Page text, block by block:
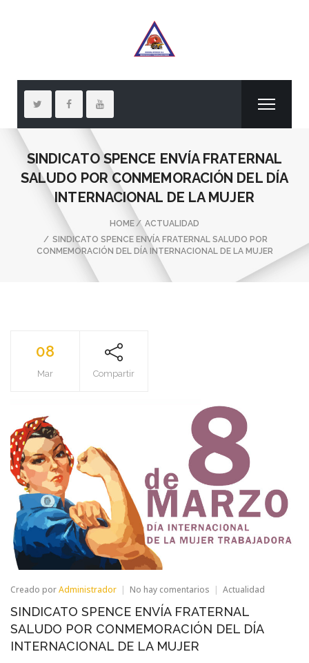
SINDICATO SPENCE ENVÍA FRATERNAL
SALUDO POR CONMEMORACIÓN DEL DÍA
INTERNACIONAL DE LA MUJER
HOME
ACTUALIDAD
SINDICATO SPENCE ENVÍA FRATERNAL SALUDO POR
CONMEMORACIÓN DEL DÍA INTERNACIONAL DE LA MUJER
08
Mar Compartir
Creado porAdministrador No hay comentarios en
SPENCE
ENVÍA
FRATERNAL
Actualidad
SINDICATO SPENCE ENVÍA FRATERNAL
SALUDO POR CONMEMORACIÓN DEL DÍA
INTERNACIONAL DE LA MUJER